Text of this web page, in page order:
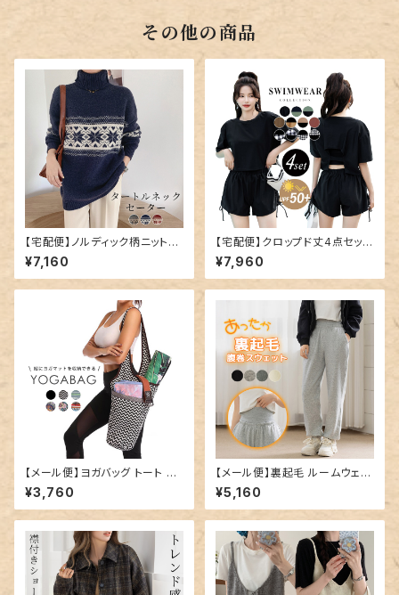
その他の商品
【宅配便】ノルディック柄ニット／
tops1547
¥7,160
【宅配便】クロップド丈4点セット
水着／hys2851
¥7,960
【メール便】ヨガバッグ トート ヨ
ガマット 縦型 ケース／bag286
¥3,760
【メール便】裏起毛 ルームウェア
腹巻 パンツ レディース／room
wear259
¥5,160